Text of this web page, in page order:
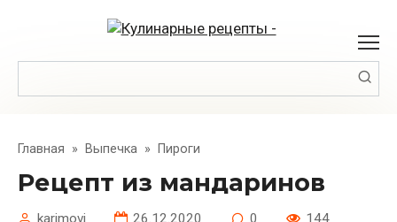
Главная » Выпечка » Пироги
Рецепт из мандаринов
karimovi 26.12.2020 0 144